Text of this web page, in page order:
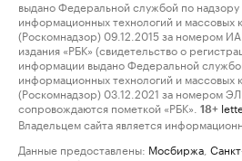
выдано Федеральной службой по надзору
информационных технологий и массовых
(Роскомнадзор) 09.12.2015 за номером
издания «РБК» (свидетельство о
информации выдано Федеральной
информационных технологий и массовых
(Роскомнадзор) 03.12.2021 за номером
сопровождаются пометкой «РБК».
18+
Владельцем сайта является
Данные предоставлены: Мосбиржа